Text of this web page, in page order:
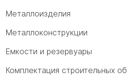
Металлоизделия
Металлоконструкции
Емкости и резервуары
Комплектация строительных